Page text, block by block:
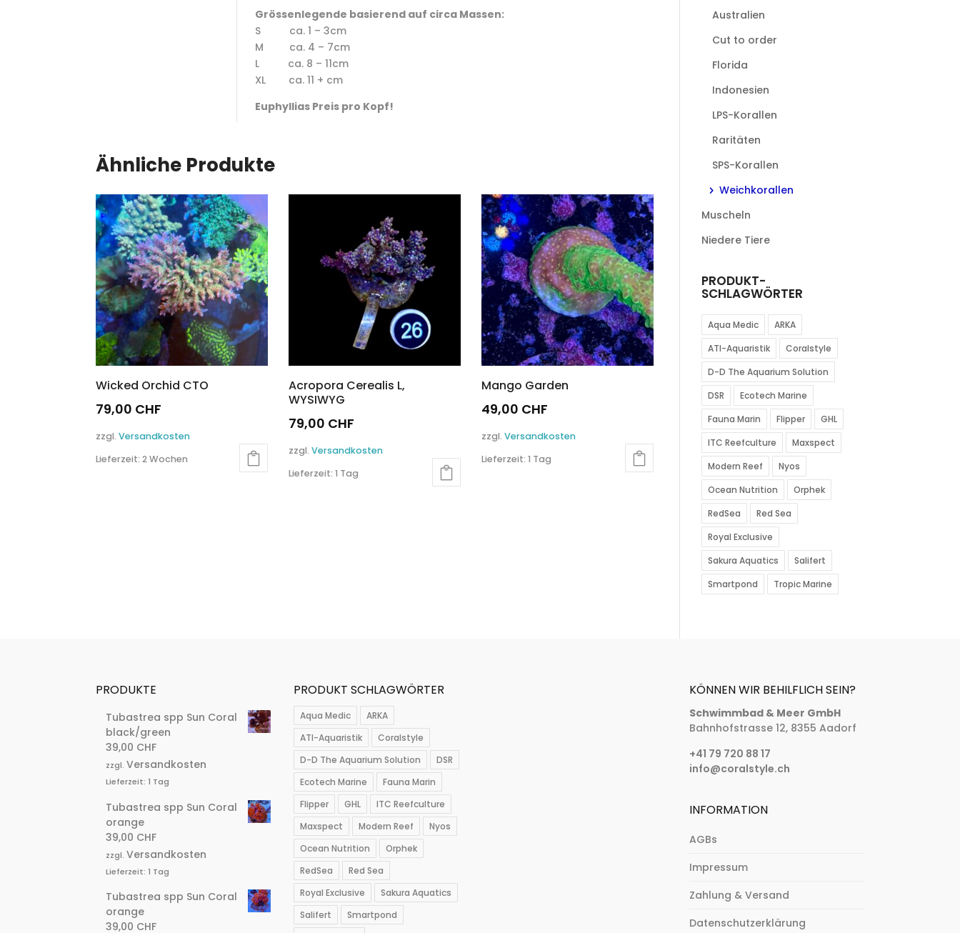
Grössenlegende basierend auf circa Massen:
S ca. 1 – 3cm
M ca. 4 – 7cm
L ca. 8 – 11cm
XL ca. 11 + cm
Euphyllias Preis pro Kopf!
Ähnliche Produkte
Wicked Orchid CTO
79,00 CHF
zzgl.Versandkosten
Lieferzeit:2 Wochen
Acropora Cerealis L,
WYSIWYG
79,00 CHF
zzgl.Versandkosten
Lieferzeit:1 Tag
Mango Garden
49,00 CHF
zzgl.Versandkosten
Lieferzeit:1 Tag
Australien
Cut to order
Florida
Indonesien
LPS-Korallen
Raritäten
SPS-Korallen
Weichkorallen
Muscheln
Niedere Tiere
PRODUKT-
SCHLAGWÖRTER
Aqua Medic
ARKA
ATI-Aquaristik
Coralstyle
D-D The Aquarium Solution
DSR
Ecotech Marine
Fauna Marin
Flipper
GHL
ITC Reefculture
Maxspect
Modern Reef
Nyos
Ocean Nutrition
Orphek
RedSea
Red Sea
Royal Exclusive
Sakura Aquatics
Salifert
Smartpond
Tropic Marine
PRODUKTE
Tubastrea spp Sun Coral
black/green
39,00 CHF
zzgl.Versandkosten
Lieferzeit:1 Tag
Tubastrea spp Sun Coral
orange
39,00 CHF
zzgl.Versandkosten
Lieferzeit:1 Tag
Tubastrea spp Sun Coral
orange
39,00 CHF
PRODUKT SCHLAGWÖRTER
Aqua Medic
ARKA
ATI-Aquaristik
Coralstyle
D-D The Aquarium Solution
DSR
Ecotech Marine
Fauna Marin
Flipper
GHL
ITC Reefculture
Maxspect
Modern Reef
Nyos
Ocean Nutrition
Orphek
RedSea
Red Sea
Royal Exclusive
Sakura Aquatics
Salifert
Smartpond
KÖNNEN WIR BEHILFLICH SEIN?
Schwimmbad & Meer GmbH
Bahnhofstrasse 12, 8355 Aadorf
+41 79 720 88 17
info@coralstyle.ch
INFORMATION
AGBs
Impressum
Zahlung & Versand
Datenschutzerklärung